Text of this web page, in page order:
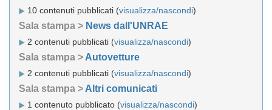
10 contenuti pubblicati (visualizza/nascondi)
Sala stampa > News dall'UNRAE
2 contenuti pubblicati (visualizza/nascondi)
Sala stampa > Autovetture
2 contenuti pubblicati (visualizza/nascondi)
Sala stampa > Altri comunicati
1 contenuto pubblicato (visualizza/nascondi)